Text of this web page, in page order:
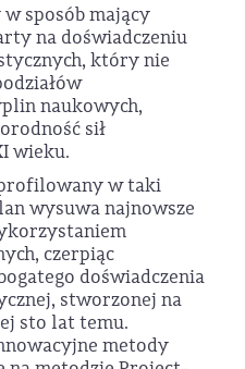
w sposób mający
na doświadczeniu
który nie
naukowych,
sił
wieku.
w taki
wysuwa najnowsze
czerpiąc
doświadczenia
stworzonej na
sto lat temu.
metody